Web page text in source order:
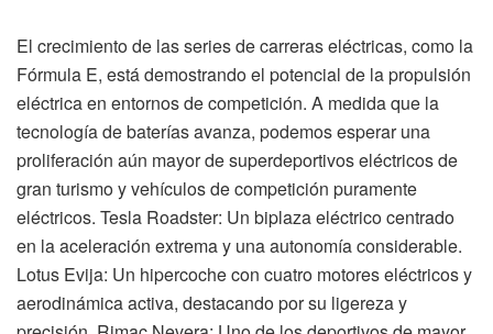
El crecimiento de las series de carreras eléctricas, como la
Fórmula E, está demostrando el potencial de la propulsión
eléctrica en entornos de competición. A medida que la
tecnología de baterías avanza, podemos esperar una
proliferación aún mayor de superdeportivos eléctricos de
gran turismo y vehículos de competición puramente
eléctricos. Tesla Roadster: Un biplaza eléctrico centrado
en la aceleración extrema y una autonomía considerable.
Lotus Evija: Un hipercoche con cuatro motores eléctricos y
aerodinámica activa, destacando por su ligereza y